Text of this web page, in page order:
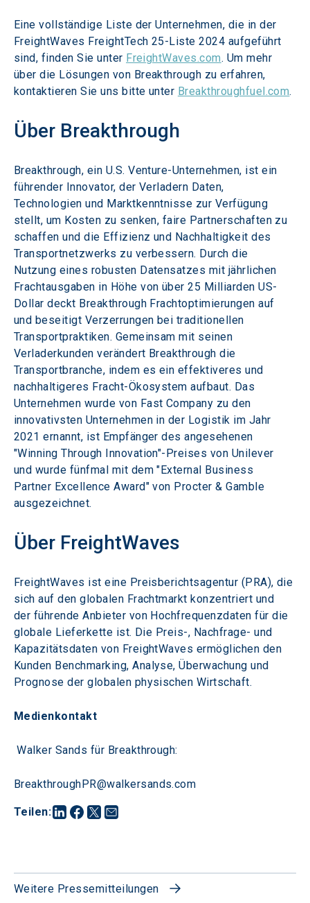
Teilen:
Eine vollständige Liste der Unternehmen, die in der
FreightWaves FreightTech 25-Liste 2024 aufgeführt
sind, finden Sie unter FreightWaves.com. Um mehr
über die Lösungen von Breakthrough zu erfahren,
kontaktieren Sie uns bitte unter Breakthroughfuel.com.
Über Breakthrough
Breakthrough, ein U.S. Venture-Unternehmen, ist ein
führender Innovator, der Verladern Daten,
Technologien und Marktkenntnisse zur Verfügung
stellt, um Kosten zu senken, faire Partnerschaften zu
schaffen und die Effizienz und Nachhaltigkeit des
Transportnetzwerks zu verbessern. Durch die
Nutzung eines robusten Datensatzes mit jährlichen
Frachtausgaben in Höhe von über 25 Milliarden US-
Dollar deckt Breakthrough Frachtoptimierungen auf
und beseitigt Verzerrungen bei traditionellen
Transportpraktiken. Gemeinsam mit seinen
Verladerkunden verändert Breakthrough die
Transportbranche, indem es ein effektiveres und
nachhaltigeres Fracht-Ökosystem aufbaut. Das
Unternehmen wurde von Fast Company zu den
innovativsten Unternehmen in der Logistik im Jahr
2021 ernannt, ist Empfänger des angesehenen
"Winning Through Innovation"-Preises von Unilever
und wurde fünfmal mit dem "External Business
Partner Excellence Award" von Procter & Gamble
ausgezeichnet.
Über FreightWaves
FreightWaves ist eine Preisberichtsagentur (PRA), die
sich auf den globalen Frachtmarkt konzentriert und
der führende Anbieter von Hochfrequenzdaten für die
globale Lieferkette ist. Die Preis-, Nachfrage- und
Kapazitätsdaten von FreightWaves ermöglichen den
Kunden Benchmarking, Analyse, Überwachung und
Prognose der globalen physischen Wirtschaft.
Medienkontakt
Walker Sands für Breakthrough:
BreakthroughPR@walkersands.com
Weitere Pressemitteilungen